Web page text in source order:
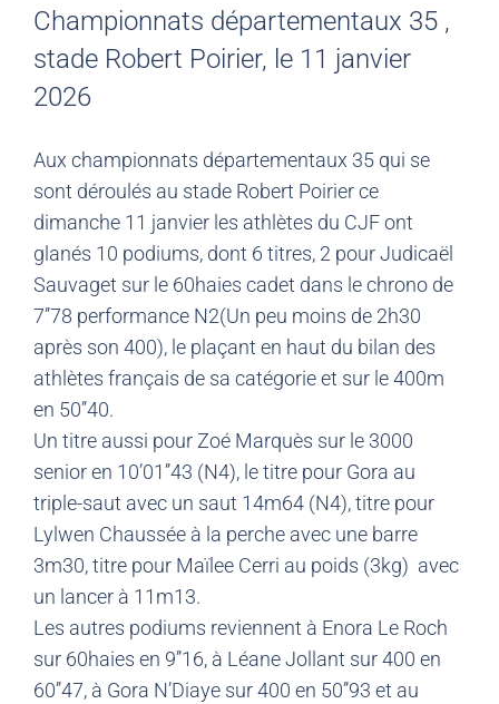
Championnats départementaux 35 ,
stade Robert Poirier, le 11 janvier
2026
Aux championnats départementaux 35 qui se
sont déroulés au stade Robert Poirier ce
dimanche 11 janvier les athlètes du CJF ont
glanés 10 podiums, dont 6 titres, 2 pour Judicaël
Sauvaget sur le 60haies cadet dans le chrono de
7’’78 performance N2(Un peu moins de 2h30
après son 400), le plaçant en haut du bilan des
athlètes français de sa catégorie et sur le 400m
en 50’’40.
Un titre aussi pour Zoé Marquès sur le 3000
senior en 10’01’’43 (N4), le titre pour Gora au
triple-saut avec un saut 14m64 (N4), titre pour
Lylwen Chaussée à la perche avec une barre
3m30, titre pour Maïlee Cerri au poids (3kg) avec
un lancer à 11m13.
Les autres podiums reviennent à Enora Le Roch
sur 60haies en 9’’16, à Léane Jollant sur 400 en
60’’47, à Gora N’Diaye sur 400 en 50’’93 et au